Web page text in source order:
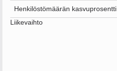
Henkilöstömäärän kasvuprosentti
Liikevaihto